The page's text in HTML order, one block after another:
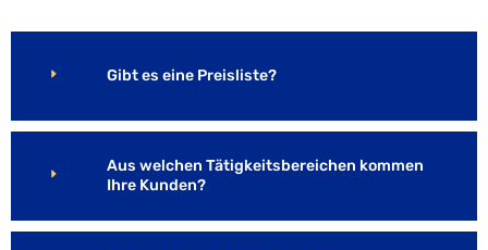
Gibt es eine Preisliste?
Aus welchen Tätigkeitsbereichen kommen
Ihre Kunden?